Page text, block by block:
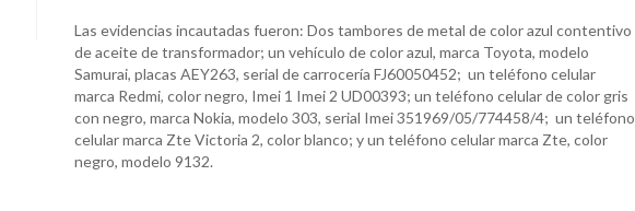
Las evidencias incautadas fueron: Dos tambores de metal de color azul contentivo
de aceite de transformador; un vehículo de color azul, marca Toyota, modelo
Samurai, placas AEY263, serial de carrocería FJ60050452; un teléfono celular
marca Redmi, color negro, Imei 1 Imei 2 UD00393; un teléfono celular de color gris
con negro, marca Nokia, modelo 303, serial Imei 351969/05/774458/4; un teléfono
celular marca Zte Victoria 2, color blanco; y un teléfono celular marca Zte, color
negro, modelo 9132.